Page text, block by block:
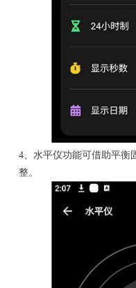
4、水平仪功能可借助平衡
整。